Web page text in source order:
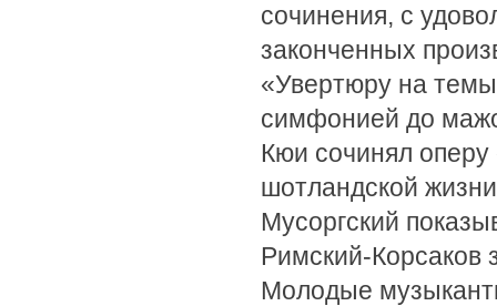
сочинения, с
законченных
«Увертюру на
симфонией до
Кюи сочинял
шотландской
Мусоргский
Римский-Корсаков
Молодые